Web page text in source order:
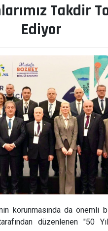
Takdir
Ediyor
korunmasında da
düzenlenen "50